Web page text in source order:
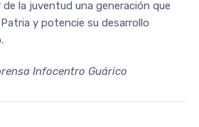
de la juventud una generación que
y potencie su desarrollo
Infocentro Guárico